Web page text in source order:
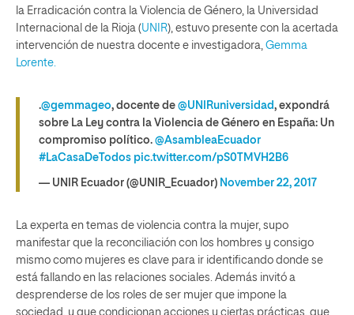
la Erradicación contra la Violencia de Género, la Universidad
Internacional de la Rioja (UNIR), estuvo presente con la acertada
intervención de nuestra docente e investigadora, Gemma
Lorente.
.@gemmageo, docente de @UNIRuniversidad, expondrá
sobre La Ley contra la Violencia de Género en España: Un
compromiso político. @AsambleaEcuador
#LaCasaDeTodos pic.twitter.com/pS0TMVH2B6
— UNIR Ecuador (@UNIR_Ecuador) November 22, 2017
La experta en temas de violencia contra la mujer, supo
manifestar que la reconciliación con los hombres y consigo
mismo como mujeres es clave para ir identificando donde se
está fallando en las relaciones sociales. Además invitó a
desprenderse de los roles de ser mujer que impone la
sociedad, y que condicionan acciones y ciertas prácticas, que